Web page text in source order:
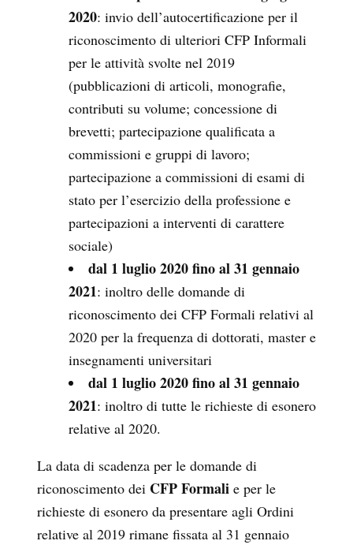
2020: invio dell’autocertificazione per il
riconoscimento di ulteriori CFP Informali
per le attività svolte nel 2019
(pubblicazioni di articoli, monografie,
contributi su volume; concessione di
brevetti; partecipazione qualificata a
commissioni e gruppi di lavoro;
partecipazione a commissioni di esami di
stato per l’esercizio della professione e
partecipazioni a interventi di carattere
sociale)
dal 1 luglio 2020 fino al 31 gennaio
2021: inoltro delle domande di
riconoscimento dei CFP Formali relativi al
2020 per la frequenza di dottorati, master e
insegnamenti universitari
dal 1 luglio 2020 fino al 31 gennaio
2021: inoltro di tutte le richieste di esonero
relative al 2020.
La data di scadenza per le domande di
riconoscimento dei CFP Formali e per le
richieste di esonero da presentare agli Ordini
relative al 2019 rimane fissata al 31 gennaio